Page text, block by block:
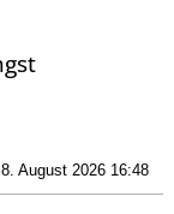
August 2026 16:48